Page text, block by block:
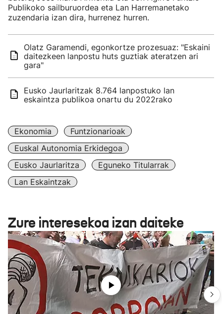
Publikoko sailburuordea eta Lan Harremanetako
zuzendaria izan dira, hurrenez hurren.
Olatz Garamendi, egonkortze prozesuaz: "Eskaini
daitezkeen lanpostu huts guztiak ateratzen ari
gara"
Eusko Jaurlaritzak 8.764 lanpostuko lan
eskaintza publikoa onartu du 2022rako
Ekonomia
Funtzionarioak
Euskal Autonomia Erkidegoa
Eusko Jaurlaritza
Eguneko Titularrak
Lan Eskaintzak
Zure interesekoa izan daiteke